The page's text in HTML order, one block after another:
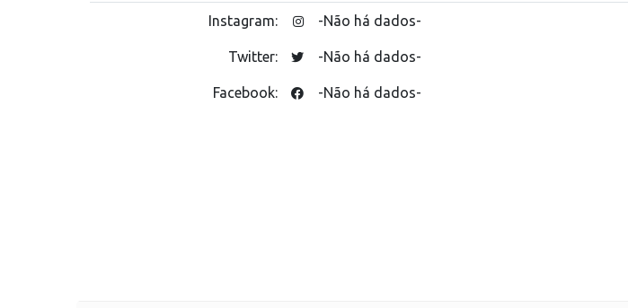
Instagram: -Não há dados-
Twitter: -Não há dados-
Facebook: -Não há dados-